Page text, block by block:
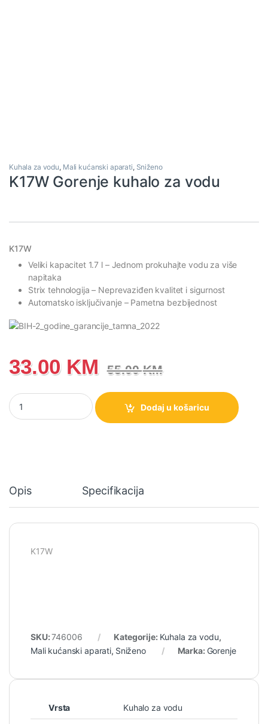
Kuhala za vodu, Mali kućanski aparati, Sniženo
K17W Gorenje kuhalo za vodu
K17W
Veliki kapacitet 1.7 l – Jednom prokuhajte vodu za više
napitaka
Strix tehnologija– Neprevaziđen kvalitet i sigurnost
Automatsko isključivanje – Pametna bezbijednost
33.00 KM 55.00KM
K17W Gorenje kuhalo za vodu količina
Dodaj u košaricu
Opis Specifikacija
K17W
SKU:746006 Kategorije: Kuhala za vodu,
Mali kućanski aparati, Sniženo Marka: Gorenje
Vrsta Kuhalo za vodu